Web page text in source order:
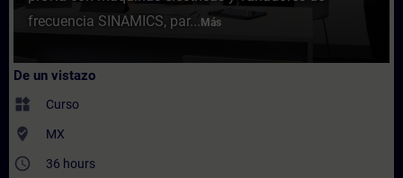
frecuencia SINAMICS, par... Más
De un vistazo
widgets Curso
where_to_vote MX
access_time 36 hours